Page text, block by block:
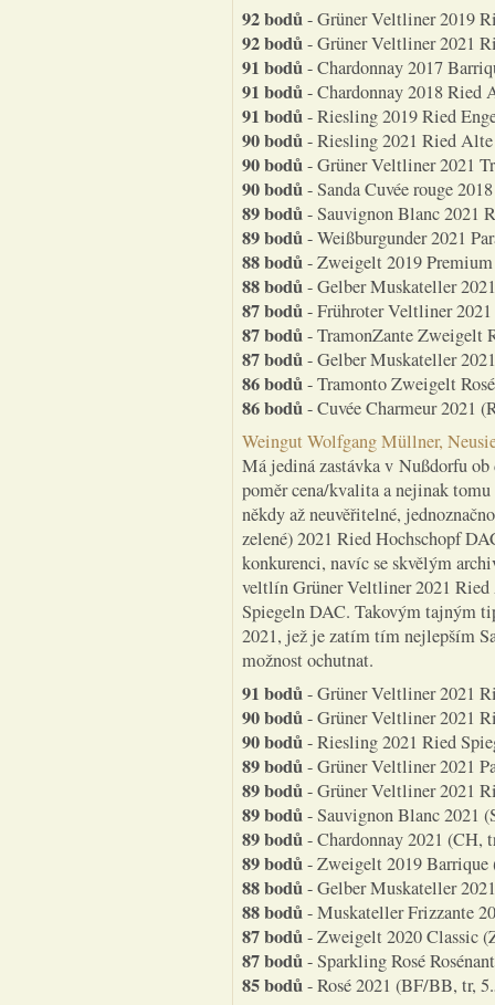
92 bodů- Grüner Veltliner 2019
92 bodů- Grüner Veltliner 2021
91 bodů- Chardonnay 2017
91 bodů- Chardonnay 2018 Ried
91 bodů- Riesling 2019 Ried
90 bodů- Riesling 2021 Ried
90 bodů- Grüner Veltliner 2021
90 bodů- Sanda Cuvée rouge
89 bodů- Sauvignon Blanc 2021
89 bodů- Weißburgunder 2021
88 bodů- Zweigelt 2019
88 bodů- Gelber Muskateller
87 bodů- Frühroter Veltliner
87 bodů- TramonZante Zweigelt
87 bodů- Gelber Muskateller
86 bodů- Tramonto Zweigelt
86 bodů- Cuvée Charmeur 2021
Weingut Wolfgang Müllner,
Má jediná zastávka v Nußdorfu
poměr cena/kvalita a nejinak
někdy až neuvěřitelné,
zelené) 2021 Ried Hochschopf
konkurenci, navíc se skvělým
veltlín Grüner Veltliner 2021
Spiegeln DAC. Takovým tajným
2021, jež je zatím tím nejlepším
možnost ochutnat.
91 bodů- Grüner Veltliner 2021
90 bodů- Grüner Veltliner 2021
90 bodů- Riesling 2021 Ried
89 bodů- Grüner Veltliner 2021
89 bodů- Grüner Veltliner 2021
89 bodů- Sauvignon Blanc 2021
89 bodů- Chardonnay 2021 (CH,
89 bodů- Zweigelt 2019 Barrique
88 bodů- Gelber Muskateller
88 bodů- Muskateller Frizzante
87 bodů- Zweigelt 2020 Classic
87 bodů- Sparkling Rosé
85 bodů- Rosé 2021 (BF/BB, tr,